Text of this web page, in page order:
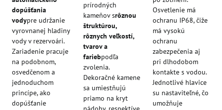
dopúšťania
vodypre udržanie
vyrovnanej hladiny
vody v rezervoári.
Zariadenie pracuje
na podobnom,
osvedčenom a
jednoduchom
princípe, ako
dopúšťanie
prírodných
kameňov srôznou
štruktúrou,
rôznych veľkostí,
tvarov a
fariebpodľa
zvolenia.
Dekoračné kamene
sa umiestňujú
priamo na kryt
Osvetlenie má
ochranu IP68, čiže
má vysokú
ochranu
zabezpečenia aj
pri dlhodobom
kontakte s vodou.
Jednotlivé hlavice
su nastaviteľné, čo
umožňuje